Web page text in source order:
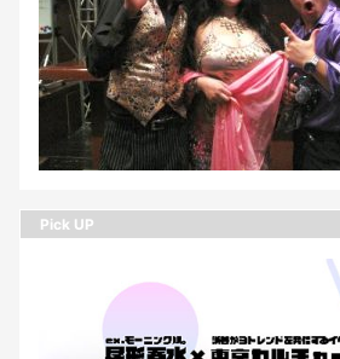
Pick UP